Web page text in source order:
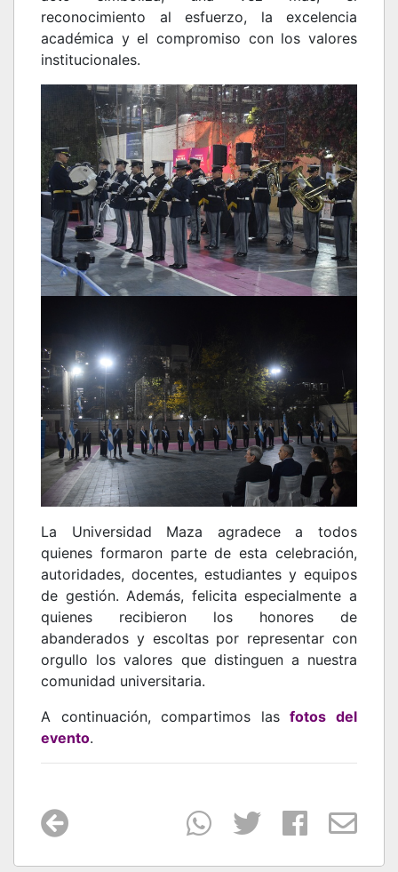
reconocimiento al esfuerzo, la excelencia
académica y el compromiso con los valores
institucionales.
La Universidad Maza agradece a todos
quienes formaron parte de esta celebración,
autoridades, docentes, estudiantes y equipos
de gestión. Además, felicita especialmente a
quienes recibieron los honores de
abanderados y escoltas por representar con
orgullo los valores que distinguen a nuestra
comunidad universitaria.
A continuación, compartimos lasfotos del
evento.